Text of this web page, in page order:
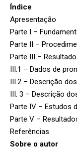
Índice
Apresentação
Parte I –
Parte II –
Parte III –
III.1 – Dados de
III.2 – Descrição
III. 3 – Descrição
Parte IV – Estudos
Parte V –
Referências
Sobre o autor